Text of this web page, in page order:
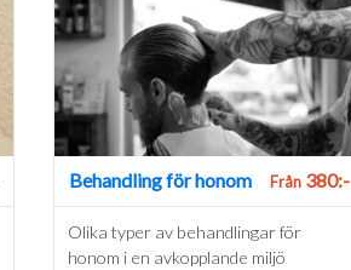
Behandling för honom Från380:-
Olika typer av behandlingar för
honom i en avkopplande miljö